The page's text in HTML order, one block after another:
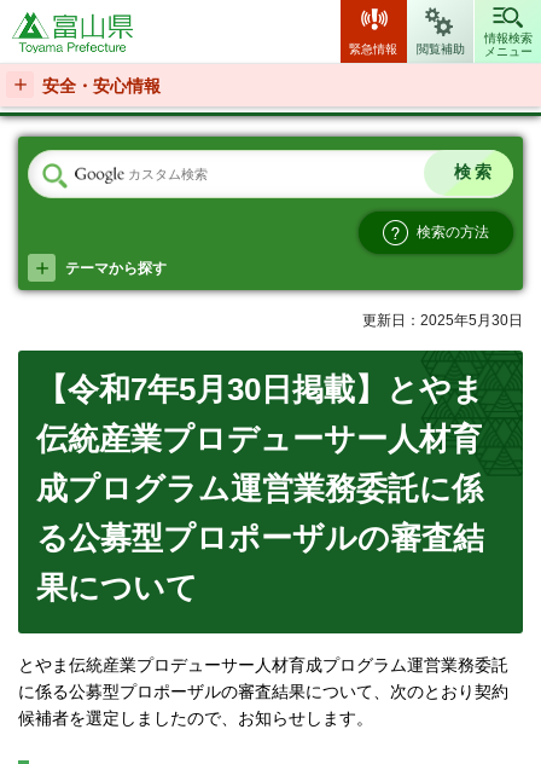
富山県
緊急情報 閲覧補助
情報検索
メニュー
安全・安心情報
検索の方法
テーマから探す
更新日：2025年5月30日
【令和7年5月30日掲載】とやま
伝統産業プロデューサー人材育
成プログラム運営業務委託に係
る公募型プロポーザルの審査結
果について
とやま伝統産業プロデューサー人材育成プログラム運営業務委託
に係る公募型プロポーザルの審査結果について、次のとおり契約
候補者を選定しましたので、お知らせします。